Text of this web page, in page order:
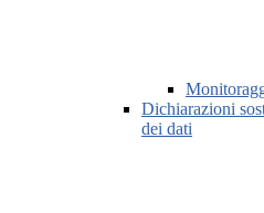
Dichiarazioni
dei dati